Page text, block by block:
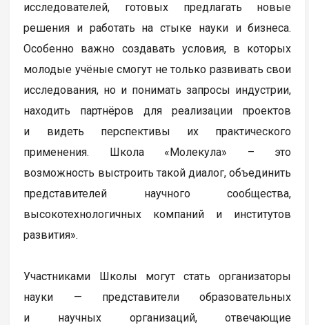
исследователей, готовых предлагать новые
решения и работать на стыке науки и бизнеса.
Особенно важно создавать условия, в которых
молодые учёные смогут не только развивать свои
исследования, но и понимать запросы индустрии,
находить партнёров для реализации проектов
и видеть перспективы их практического
применения. Школа «Молекула» – это
возможность выстроить такой диалог, объединить
представителей научного сообщества,
высокотехнологичных компаний и институтов
развития».
Участниками Школы могут стать организаторы
науки — представители образовательных
и научных организаций, отвечающие